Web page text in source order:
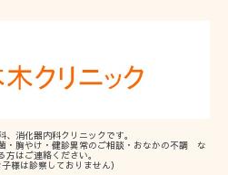
消化器内科クリニックです。
・胸やけ・健診異常のご相談・おなかの不調 な
方はご連絡ください。
様は診察しておりません）